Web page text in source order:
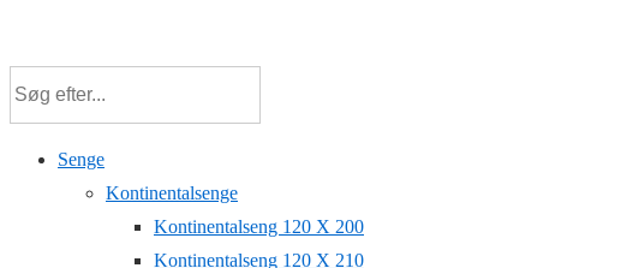
Senge
Kontinentalsenge
Kontinentalseng 120 X 200
Kontinentalseng 120 X 210